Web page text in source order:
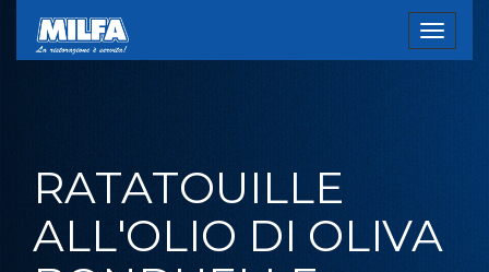
Toggle
RATATOUILLE
ALL'OLIO DI OLIVA